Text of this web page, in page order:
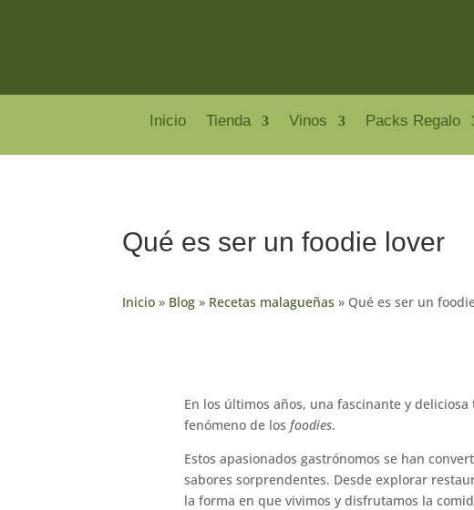
Inicio Tienda Vinos Packs Regalo
Qué es ser un foodie lover
Inicio » Blog » Recetas malagueñas » Qué es ser un
En los últimos años, una fascinante y
fenómeno de los foodies.
Estos apasionados gastrónomos se han
sabores sorprendentes. Desde explorar
la forma en que vivimos y disfrutamos la